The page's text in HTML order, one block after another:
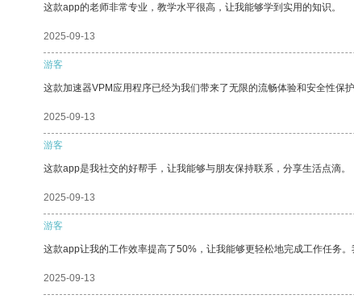
这款app的老师非常专业，教学水平很高，让我能够学到实用的知识。
2025-09-13
游客
这款加速器VPM应用程序已经为我们带来了无限的流畅体验和安全性保护
2025-09-13
游客
这款app是我社交的好帮手，让我能够与朋友保持联系，分享生活点滴。
2025-09-13
游客
这款app让我的工作效率提高了50%，让我能够更轻松地完成工作任务
2025-09-13